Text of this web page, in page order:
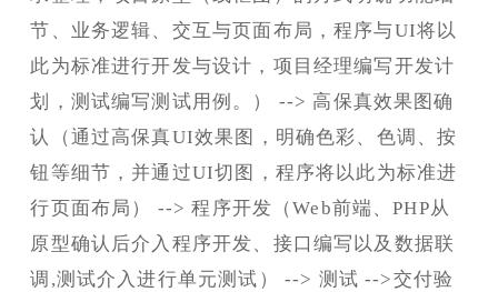
节、业务逻辑、交互与页面布局，程序与UI将以
此为标准进行开发与设计，项目经理编写开发计
划，测试编写测试用例。） --> 高保真效果图确
认（通过高保真UI效果图，明确色彩、色调、按
钮等细节，并通过UI切图，程序将以此为标准进
行页面布局） --> 程序开发（Web前端、PHP从
原型确认后介入程序开发、接口编写以及数据联
调,测试介入进行单元测试） --> 测试 -->交付验